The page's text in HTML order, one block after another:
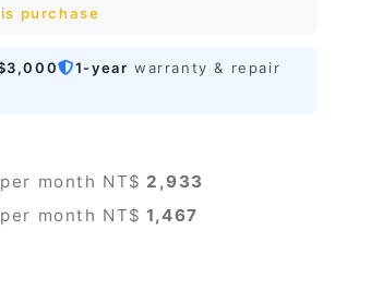
purchase
1-year warranty & repair
month NT$ 2,933
month NT$ 1,467